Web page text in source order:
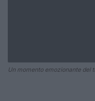
Un momento emozionante del